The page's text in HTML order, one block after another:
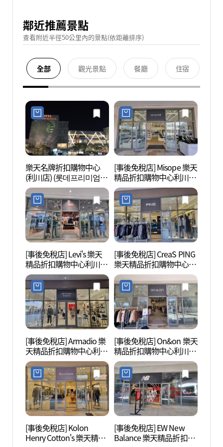
鄰近推薦景點
查看附近半徑50公里內的景點(依距離排序)
全部 觀光景點 餐廳 住宿
樂天名牌折扣購物中心
(利川店) (롯데프리미엄아
울렛 이천점)
[事後免稅店] Misope 樂天
精品折扣購物中心利川店
(미소페 롯데프리미엄아
울렛 이천점)
[事後免稅店] Levi's 樂天
精品折扣購物中心利川店
(리바이스 롯데프리미엄
아울렛 이천점)
[事後免稅店] CreaS PING
樂天精品折扣購物中心利
川店(PING 롯데프리미엄
아울렛 이천점)
[事後免稅店] Armadio 樂
天精品折扣購物中心利川
店(아르마디오 롯데프리
미엄아울렛 이천점)
[事後免稅店] On&on 樂天
精品折扣購物中心利川店
(온앤온 롯데프리미엄아
울렛 이천점)
[事後免稅店] Kolon
Henry Cotton's 樂天精品
[事後免稅店] EW New
Balance 樂天精品折扣購